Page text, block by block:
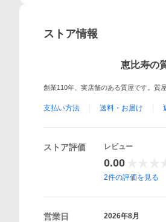
ストア情報
恵比寿の
創業110年、実店舗のある質屋です。質
支払い方法 送料・お届け
ストア評価 レビュー
0.00
2件の評価を見る
営業日 2026年8月